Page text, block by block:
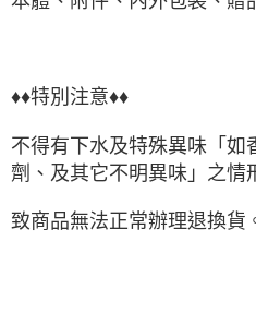
♦♦特別注意♦♦
不得有下水及特殊異味「如
劑、及其它不明異味」之情
致商品無法正常辦理退換貨